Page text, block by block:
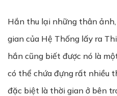
Hắn thu lại những thân
gian của Hệ Thống lấy ra
hắn cũng biết được nó là
có thể chứa đựng rất nhiều
đặc biệt là thời gian ở bên